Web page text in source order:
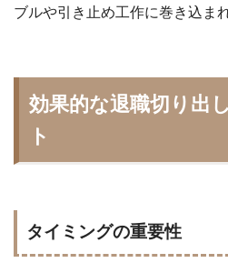
ブルや引き止め工作に巻き込ま
効果的な退職切り出
ト
タイミングの重要性